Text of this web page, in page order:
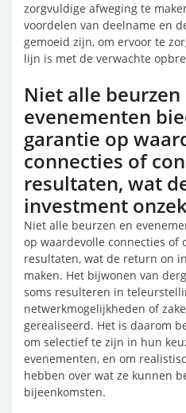
zorgvuldige afweging te
voordelen van deelname en
gemoeid zijn, om ervoor te
lijn is met de verwachte
Niet alle beurzen
evenementen
garantie op
connecties of
resultaten, wat
investment
Niet alle beurzen en
op waardevolle connecties of
resultaten, wat de return on
maken. Het bijwonen van
soms resulteren in
netwerkmogelijkheden of
gerealiseerd. Het is daarom
om selectief te zijn in hun
evenementen, en om
hebben over wat ze kunnen
bijeenkomsten.